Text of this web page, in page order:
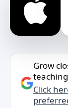
Grow
Click